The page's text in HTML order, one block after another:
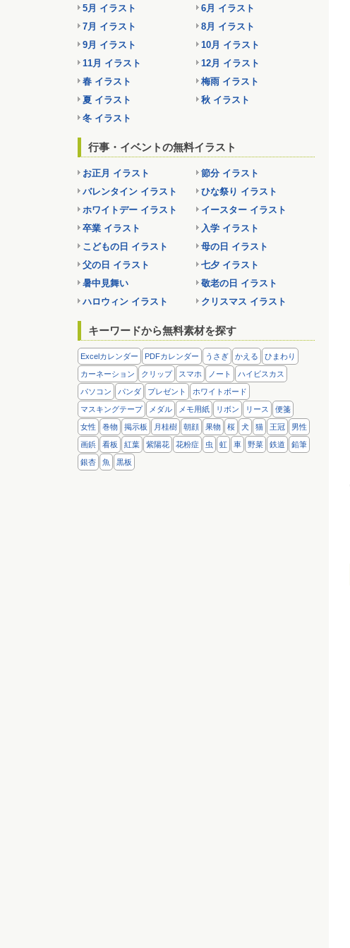
5月 イラスト
6月 イラスト
7月 イラスト
8月 イラスト
9月 イラスト
10月 イラスト
11月 イラスト
12月 イラスト
春 イラスト
梅雨 イラスト
夏 イラスト
秋 イラスト
冬 イラスト
行事・イベントの無料イラスト
お正月 イラスト
節分 イラスト
バレンタイン イラスト
ひな祭り イラスト
ホワイトデー イラスト
イースター イラスト
卒業 イラスト
入学 イラスト
こどもの日 イラスト
母の日 イラスト
父の日 イラスト
七夕 イラスト
暑中見舞い
敬老の日 イラスト
ハロウィン イラスト
クリスマス イラスト
キーワードから無料素材を探す
Excelカレンダー PDFカレンダー うさぎ かえる ひまわり
カーネーション クリップ スマホ ノート ハイビスカス
パソコン パンダ プレゼント ホワイトボード
マスキングテープ メダル メモ用紙 リボン リース 便箋
女性 巻物 掲示板 月桂樹 朝顔 果物 桜 犬 猫 王冠 男性
画鋲 看板 紅葉 紫陽花 花粉症 虫 虹 車 野菜 鉄道 鉛筆
銀杏 魚 黒板